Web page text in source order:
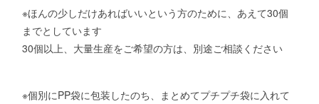
※ほんの少しだけあればいいという方のために、あえて30個
までとしています
30個以上、大量生産をご希望の方は、別途ご相談ください
※個別にPP袋に包装したのち、まとめてプチプチ袋に入れて